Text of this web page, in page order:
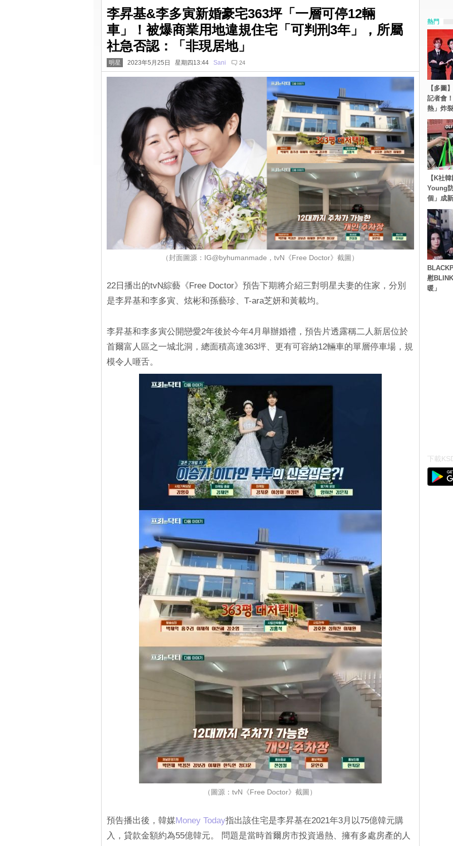
李昇基&李多寅新婚豪宅363坪「一層可停12輛
車」！被爆商業用地違規住宅「可判刑3年」，所屬
社急否認：「非現居地」
明星 2023年5月25日 星期四13:44 Sani 24
（封面圖源：IG@byhumanmade，tvN《Free Doctor》截圖）
22日播出的tvN綜藝《Free Doctor》預告下期將介紹三對明星夫妻的住家，分別
是李昇基和李多寅、炫彬和孫藝珍、T-ara芝妍和黃載均。
李昇基和李多寅公開戀愛2年後於今年4月舉辦婚禮，預告片透露稱二人新居位於
首爾富人區之一城北洞，總面積高達363坪、更有可容納12輛車的單層停車場，規
模令人咂舌。
（圖源：tvN《Free Doctor》截圖）
預告播出後，韓媒Money Today指出該住宅是李昇基在2021年3月以75億韓元購
入，貸款金額約為55億韓元。 問題是當時首爾房市投資過熱、擁有多處房產的人
熱門
【多圖
記者會
熱」炸
【K社
Young
個」成
慰
暖」
下載